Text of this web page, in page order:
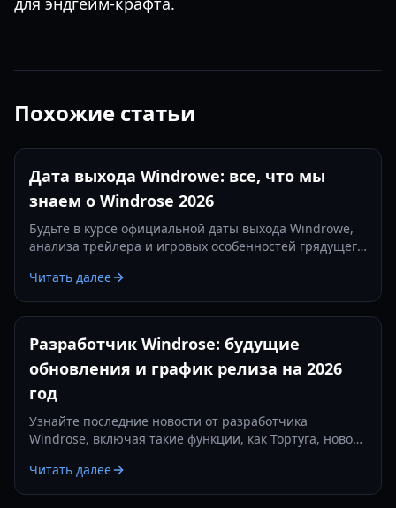
Похожие статьи
Дата выхода Windrowe: все, что мы
знаем о Windrose 2026
Будьте в курсе официальной даты выхода Windrowe,
анализа трейлера и игровых особенностей грядущего
Fan Fest.
Читать далее
Разработчик Windrose: будущие
обновления и график релиза на 2026
год
Узнайте последние новости от разработчика
Windrose, включая такие функции, как Тортуга, новое
год.
Читать далее